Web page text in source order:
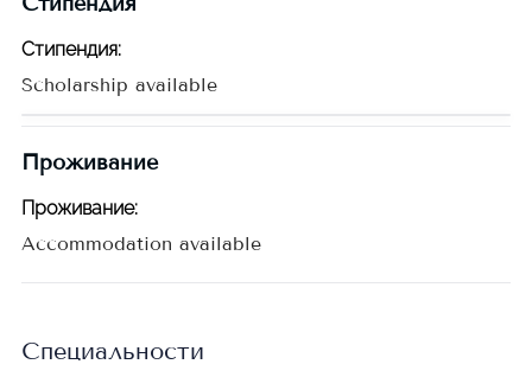
Стипендия:
Scholarship available
Проживание
Проживание:
Accommodation available
Специальности